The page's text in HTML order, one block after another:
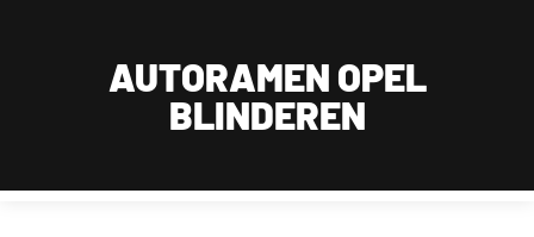
18:00 op 015 2001 185
AUTORAMEN OPEL
BLINDEREN